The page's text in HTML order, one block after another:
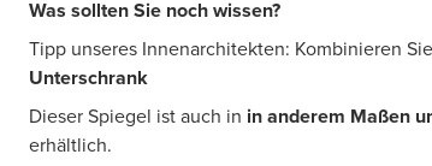
Was sollten Sie noch wissen?
Tipp unseres Innenarchitekten: Kombinieren
Unterschrank
Dieser Spiegel ist auch in in anderem Maßen
erhältlich.